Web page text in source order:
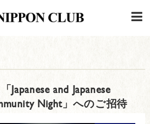
and Japanese
Night」へのご招待
ログイン
連絡先・駐車場
めてご利用の方はこちら
›